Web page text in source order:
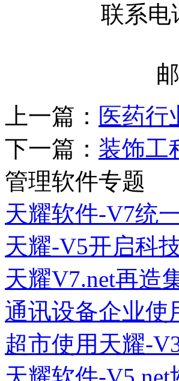
联系电
上一篇： 医药行
下一篇： 装饰工
管理软件专题
天耀软件-V7统
天耀-V5开启科
天耀V7.net再造
通讯设备企业使
超市使用天耀-